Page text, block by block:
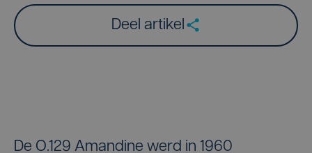
Deel artikel
De O.129 Amandine werd in 1960